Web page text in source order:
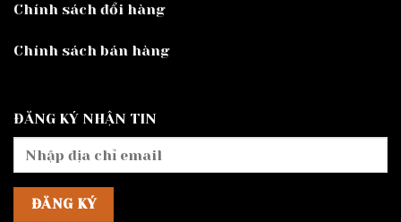
Chính sách đổi hàng
Chính sách bán hàng
ĐĂNG KÝ NHẬN TIN